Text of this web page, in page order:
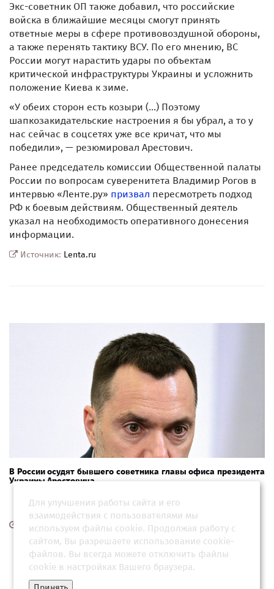
Экс-советник ОП также добавил, что российские
войска в ближайшие месяцы смогут принять
ответные меры в сфере противовоздушной обороны,
а также перенять тактику ВСУ. По его мнению, ВС
России могут нарастить удары по объектам
критической инфраструктуры Украины и усложнить
положение Киева к зиме.
«У обеих сторон есть козыри (...) Поэтому
шапкозакидательские настроения я бы убрал, а то у
нас сейчас в соцсетях уже все кричат, что мы
победили», — резюмировал Арестович.
Ранее председатель комиссии Общественной палаты
России по вопросам суверенитета Владимир Рогов в
интервью «Ленте.ру» призвал пересмотреть подход
РФ к боевым действиям. Общественный деятель
указал на необходимость оперативного донесения
информации.
Источник: Lenta.ru
В России осудят бывшего советника главы офиса президента
Украины Арестовича
17 июля 2026, 16:34
Для улучшения работы сайта и его
взаимодействия с пользователями мы
используем файлы cookie. Продолжая работу с
сайтом, Вы разрешаете использование cookie-
файлов. Вы всегда можете отключить файлы
cookie в настройках Вашего браузера.